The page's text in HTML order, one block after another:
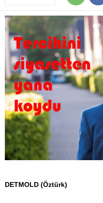
DETMOLD (Öztürk)